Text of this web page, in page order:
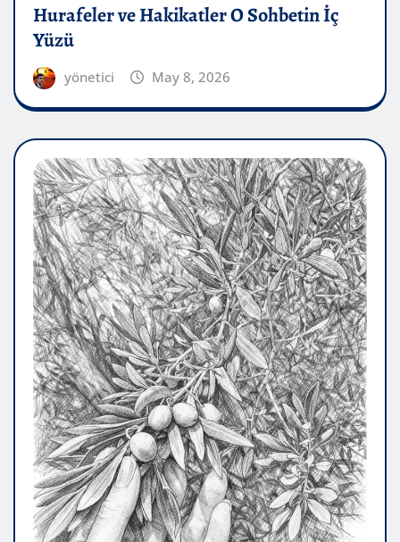
Hurafeler ve Hakikatler O Sohbetin İç
Yüzü
yönetici May 8, 2026